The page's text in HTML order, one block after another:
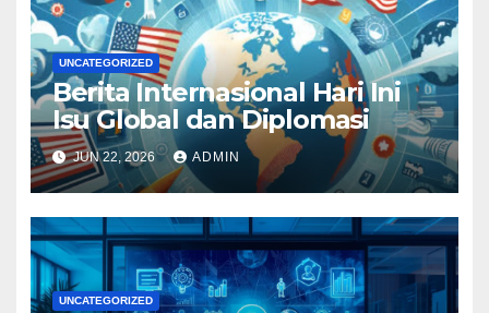
UNCATEGORIZED
Berita Internasional Hari Ini
Isu Global dan Diplomasi
JUN 22, 2026 ADMIN
UNCATEGORIZED